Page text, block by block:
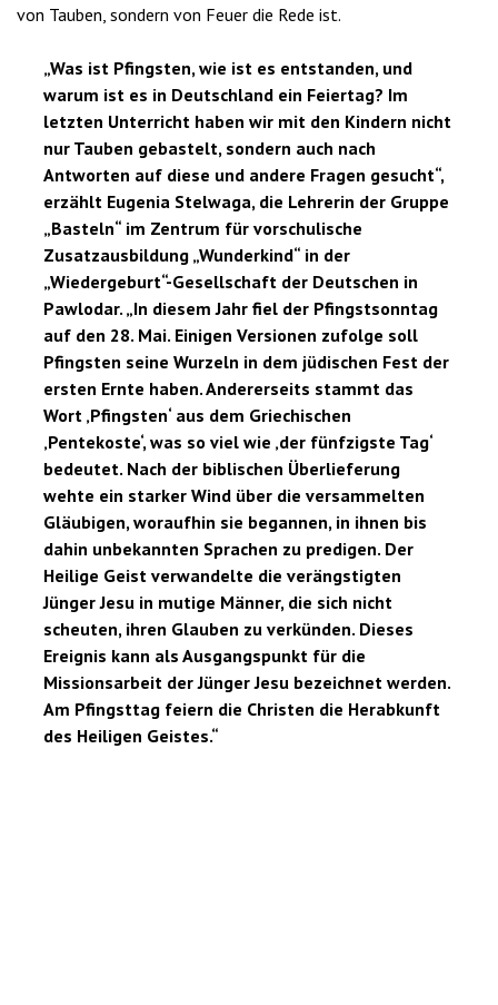
von Tauben, sondern von Feuer die Rede ist.
„Was ist Pfingsten, wie ist es entstanden, und
warum ist es in Deutschland ein Feiertag? Im
letzten Unterricht haben wir mit den Kindern nicht
nur Tauben gebastelt, sondern auch nach
Antworten auf diese und andere Fragen gesucht“,
erzählt Eugenia Stelwaga, die Lehrerin der Gruppe
„Basteln“ im Zentrum für vorschulische
Zusatzausbildung „Wunderkind“ in der
„Wiedergeburt“-Gesellschaft der Deutschen in
Pawlodar. „In diesem Jahr fiel der Pfingstsonntag
auf den 28. Mai. Einigen Versionen zufolge soll
Pfingsten seine Wurzeln in dem jüdischen Fest der
ersten Ernte haben. Andererseits stammt das
Wort ‚Pfingsten‘ aus dem Griechischen
‚Pentekoste‘, was so viel wie ‚der fünfzigste Tag‘
bedeutet. Nach der biblischen Überlieferung
wehte ein starker Wind über die versammelten
Gläubigen, woraufhin sie begannen, in ihnen bis
dahin unbekannten Sprachen zu predigen. Der
Heilige Geist verwandelte die verängstigten
Jünger Jesu in mutige Männer, die sich nicht
scheuten, ihren Glauben zu verkünden. Dieses
Ereignis kann als Ausgangspunkt für die
Missionsarbeit der Jünger Jesu bezeichnet werden.
Am Pfingsttag feiern die Christen die Herabkunft
des Heiligen Geistes.“